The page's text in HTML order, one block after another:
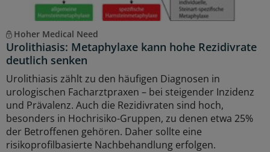
Hoher Medical Need
Urolithiasis: Metaphylaxe kann hohe Rezidivrate
deutlich senken
Urolithiasis zählt zu den häufigen Diagnosen in
urologischen Facharztpraxen – bei steigender Inzidenz
und Prävalenz. Auch die Rezidivraten sind hoch,
besonders in Hochrisiko-Gruppen, zu denen etwa 25%
der Betroffenen gehören. Daher sollte eine
risikoprofilbasierte Nachbehandlung erfolgen.